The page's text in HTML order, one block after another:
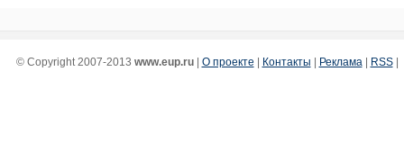
© Copyright 2007-2013 www.eup.ru| О проекте Контакты Реклама| RSS|